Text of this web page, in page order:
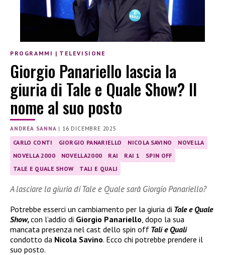
PROGRAMMI | TELEVISIONE
Giorgio Panariello lascia la
giuria di Tale e Quale Show? Il
nome al suo posto
ANDREA SANNA | 16 DICEMBRE 2025
CARLO CONTI GIORGIO PANARIELLO NICOLA SAVINO
NOVELLA
NOVELLA 2000
NOVELLA2000 RAI RAI 1
SPIN OFF
TALE E QUALE SHOW
TALI E QUALI
A lasciare la giuria di Tale e Quale sarà Giorgio Panariello?
Potrebbe esserci un cambiamento per la giuria di Tale e Quale
Show,con l’addio di Giorgio Panariello , dopo la sua
mancata presenza nel cast dello spin off Tali e Quali
condotto da Nicola Savino. Ecco chi potrebbe prendere il
suo posto.